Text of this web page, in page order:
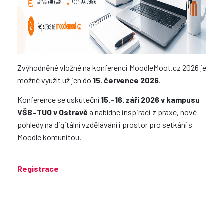
Zvýhodněné vložné na konferenci MoodleMoot.cz 2026 je
možné využít už jen do 15. července 2026.
Konference se uskuteční 15.–16. září 2026 v kampusu
VŠB–TUO v Ostravěa nabídne inspiraci z praxe, nové
pohledy na digitální vzdělávání i prostor pro setkání s
Moodle komunitou.
Registrace